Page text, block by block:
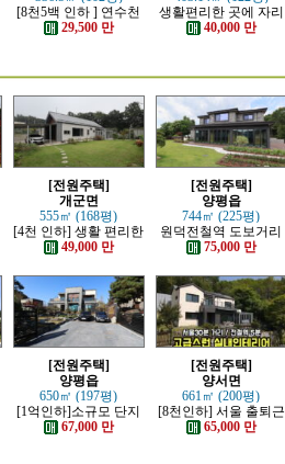
[8천5백 인하 ] 연수천
가까운 튼튼하게 잘지
은 전원주택
29,500 만
생활편리한 곳에 자리
한 단층 전원주택
40,000 만
[전원주택]
개군면
555㎡ (168평)
[4천 인하] 생활 편리한
단지내 인테리어 예쁜
전원주택
49,000 만
[전원주택]
양평읍
744㎡ (225평)
원덕전철역 도보거리
추읍산 조망좋은 신축
전원주택
75,000 만
[전원주택]
양평읍
650㎡ (197평)
[1억인하]소규모 단지
내 제대로 잘지은 전원
67,000 만
[전원주택]
양서면
661㎡ (200평)
[8천인하] 서울 출퇴근
가능한 잘 지은 고급 전
65,000 만